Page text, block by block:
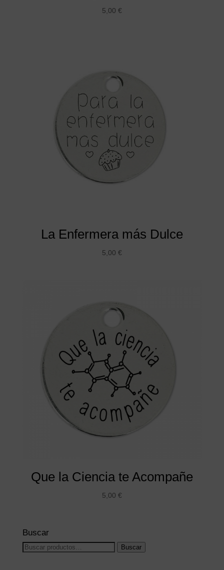
5,00 €
La Enfermera más Dulce
5,00 €
Que la Ciencia te Acompañe
5,00 €
Buscar
Buscar
Buscar